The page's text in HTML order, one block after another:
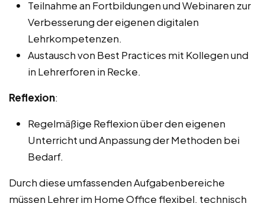
Teilnahme an Fortbildungen und Webinaren zur
Verbesserung der eigenen digitalen
Lehrkompetenzen.
Austausch von Best Practices mit Kollegen und
in Lehrerforen in Recke.
Reflexion:
Regelmäßige Reflexion über den eigenen
Unterricht und Anpassung der Methoden bei
Bedarf.
Durch diese umfassenden Aufgabenbereiche
müssen Lehrer im Home Office flexibel, technisch